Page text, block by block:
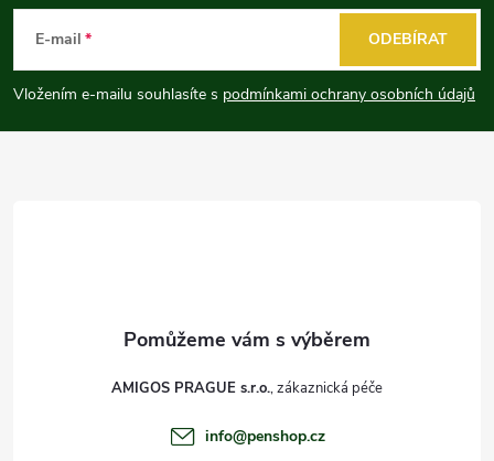
p
a
E-mail
Vložením e-mailu souhlasíte s podmínkami ochrany osobních údajů
ODEBÍRAT
AMIGOS PRAGUE s.r.o.
info@penshop.cz